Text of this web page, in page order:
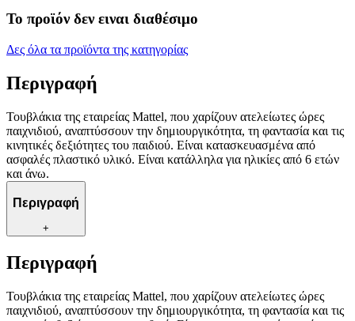
Το προϊόν δεν ειναι διαθέσιμο
Δες όλα τα προϊόντα της κατηγορίας
Περιγραφή
Τουβλάκια της εταιρείας Mattel, που χαρίζουν ατελείωτες ώρες
παιχνιδιού, αναπτύσσουν την δημιουργικότητα, τη φαντασία και τις
κινητικές δεξιότητες του παιδιού. Είναι κατασκευασμένα από
ασφαλές πλαστικό υλικό. Είναι κατάλληλα για ηλικίες από 6 ετών
και άνω.
Περιγραφή
+
Περιγραφή
Τουβλάκια της εταιρείας Mattel, που χαρίζουν ατελείωτες ώρες
παιχνιδιού, αναπτύσσουν την δημιουργικότητα, τη φαντασία και τις